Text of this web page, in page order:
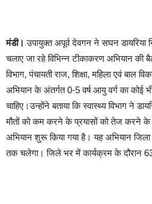
मंडी। उपायुक्त अपूर्व देवगन ने सघन डायरिया
चलाए जा रहे विभिन्न टीकाकरण अभियान की
विभाग, पंचायती राज, शिक्षा, महिला एवं बाल
अभियान के अंतर्गत 0-5 वर्ष आयु वर्ग का कोई
चाहिए।उन्होंने बताया कि स्वास्थ्य विभाग ने
मौतों को कम करने के प्रयासों को तेज करने के
अभियान शुरू किया गया है। यह अभियान
तक चलेगा। जिले भर में कार्यक्रम के दौरान